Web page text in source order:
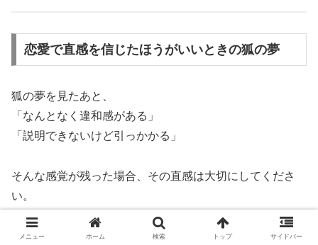
恋愛で直感を信じたほうがいいときの狐の夢
狐の夢を見たあと、
「なんとなく違和感がある」
「説明できないけど引っかかる」
そんな感覚が残った場合、その直感は大切にしてくださ
い。
狐の夢は、
メニュー ホーム 検索 トップ サイドバー